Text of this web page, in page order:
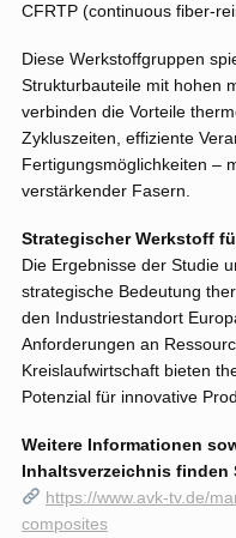
CFRTP (continuous fiber-
Diese Werkstoffgruppen
Strukturbauteile mit hohen
verbinden die Vorteile
Zykluszeiten, effiziente
Fertigungsmöglichkeiten –
verstärkender Fasern.
Strategischer Werkstoff
Die Ergebnisse der Studie
strategische Bedeutung
den Industriestandort
Anforderungen an
Kreislaufwirtschaft bieten
Potenzial für innovative
Weitere Informationen
Inhaltsverzeichnis finden
https://www.avk-tv.de/
composites